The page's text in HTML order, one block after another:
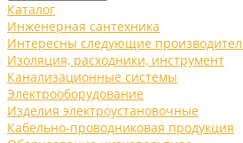
Каталог
Инженерная сантехника
Интересны следующие
Изоляция, расходники, инструмент
Канализационные системы
Электрооборудование
Изделия электроустановочные
Кабельно-проводниковая продукция